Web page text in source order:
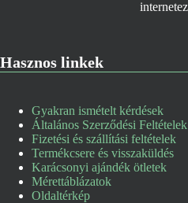
Hasznos linkek
Gyakran ismételt kérdések
Általános Szerződési Feltételek
Fizetési és szállítási feltételek
Termékcsere és visszaküldés
Karácsonyi ajándék ötletek
Mérettáblázatok
Oldaltérkép